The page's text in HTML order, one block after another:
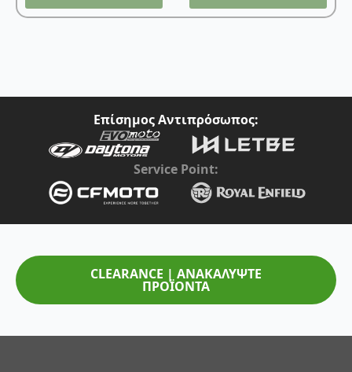
Επίσημος Αντιπρόσωπος:
Service Point:
CLEARANCE | ΑΝΑΚΑΛΥΨΤΕ
ΠΡΟΪΟΝΤΑ